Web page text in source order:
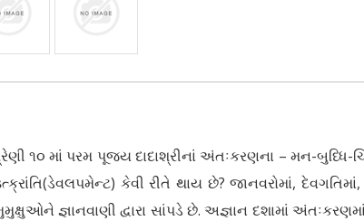
૧૦ માં પરમ પૂજ્ય દાદાશ્રીનાં અંતઃકરણના – મન-
કેવી રીતે થાય છે? જાનવરોમાં,
જ્ઞાનવાણી દ્વારા સાંપડે છે. અજ્ઞાન દશામાં